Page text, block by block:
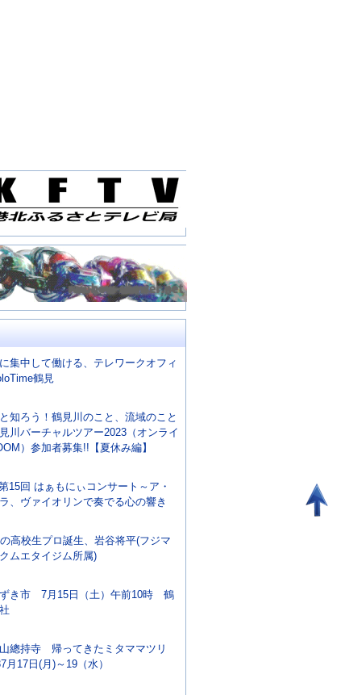
集中して働ける、テレワークオフィ
鶴見
知ろう！鶴見川のこと、流域のこと
川バーチャルツアー2023（オンライ
）参加者募集!!【夏休み編】
15回 はぁもにぃコンサート～ア・
、ヴァイオリンで奏でる心の響き
高校生プロ誕生、岩谷将平(フジマ
ムエタイジム所属)
き市 7月15日（土）午前10時 鶴
總持寺 帰ってきたミタママツリ
月17日(月)～19（水）